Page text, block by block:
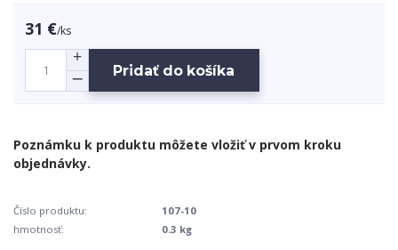
31 €/ks
Pridať do košíka
Číslo produktu:
107-10
hmotnosť:
0.3 kg